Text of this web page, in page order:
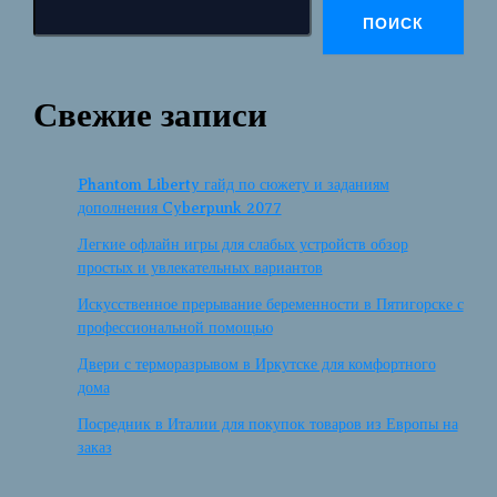
ПОИСК
Свежие записи
Phantom Liberty гайд по сюжету и заданиям
дополнения Cyberpunk 2077
Легкие офлайн игры для слабых устройств обзор
простых и увлекательных вариантов
Искусственное прерывание беременности в Пятигорске с
профессиональной помощью
Двери с терморазрывом в Иркутске для комфортного
дома
Посредник в Италии для покупок товаров из Европы на
заказ